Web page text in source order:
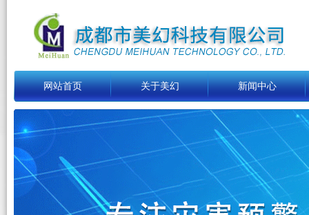
网站首页 关于美幻 新闻中心